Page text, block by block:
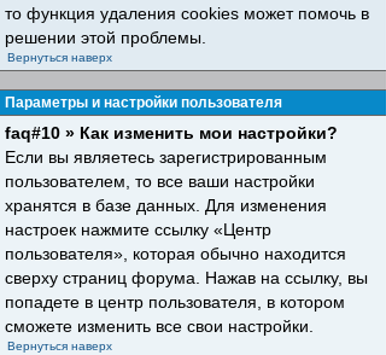
то функция удаления cookies может помочь в
решении этой проблемы.
Вернуться наверх
Параметры и настройки пользователя
faq#10 » Как изменить мои настройки?
Если вы являетесь зарегистрированным
пользователем, то все ваши настройки
хранятся в базе данных. Для изменения
настроек нажмите ссылку «Центр
пользователя», которая обычно находится
сверху страниц форума. Нажав на ссылку, вы
попадете в центр пользователя, в котором
сможете изменить все свои настройки.
Вернуться наверх